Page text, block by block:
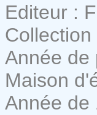
Editeur :
Collection
Année de
Maison
Année de